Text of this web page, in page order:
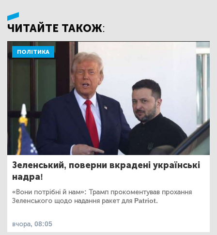
ЧИТАЙТЕ ТАКОЖ:
ПОЛІТИКА
Зеленський, поверни вкрадені українські
надра!
«Вони потрібні й нам»: Трамп прокоментував прохання
Зеленського щодо надання ракет для Patriot.
вчора, 08:05